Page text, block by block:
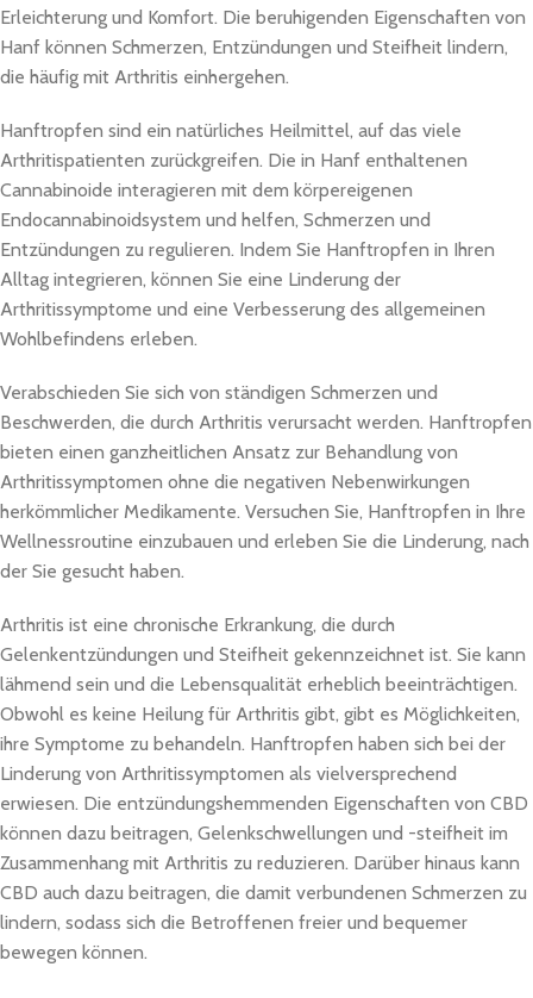
Erleichterung und Komfort. Die beruhigenden Eigenschaften von
Hanf können Schmerzen, Entzündungen und Steifheit lindern,
die häufig mit Arthritis einhergehen.
Hanftropfen sind ein natürliches Heilmittel, auf das viele
Arthritispatienten zurückgreifen. Die in Hanf enthaltenen
Cannabinoide interagieren mit dem körpereigenen
Endocannabinoidsystem und helfen, Schmerzen und
Entzündungen zu regulieren. Indem Sie Hanftropfen in Ihren
Alltag integrieren, können Sie eine Linderung der
Arthritissymptome und eine Verbesserung des allgemeinen
Wohlbefindens erleben.
Verabschieden Sie sich von ständigen Schmerzen und
Beschwerden, die durch Arthritis verursacht werden. Hanftropfen
bieten einen ganzheitlichen Ansatz zur Behandlung von
Arthritissymptomen ohne die negativen Nebenwirkungen
herkömmlicher Medikamente. Versuchen Sie, Hanftropfen in Ihre
Wellnessroutine einzubauen und erleben Sie die Linderung, nach
der Sie gesucht haben.
Arthritis ist eine chronische Erkrankung, die durch
Gelenkentzündungen und Steifheit gekennzeichnet ist. Sie kann
lähmend sein und die Lebensqualität erheblich beeinträchtigen.
Obwohl es keine Heilung für Arthritis gibt, gibt es Möglichkeiten,
ihre Symptome zu behandeln. Hanftropfen haben sich bei der
Linderung von Arthritissymptomen als vielversprechend
erwiesen. Die entzündungshemmenden Eigenschaften von CBD
können dazu beitragen, Gelenkschwellungen und -steifheit im
Zusammenhang mit Arthritis zu reduzieren. Darüber hinaus kann
CBD auch dazu beitragen, die damit verbundenen Schmerzen zu
lindern, sodass sich die Betroffenen freier und bequemer
bewegen können.